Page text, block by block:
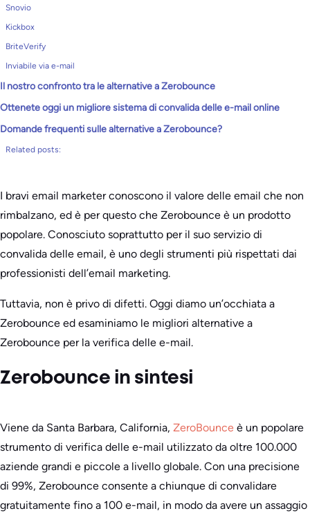
Snovio
Kickbox
BriteVerify
Inviabile via e-mail
Il nostro confronto tra le alternative a Zerobounce
Ottenete oggi un migliore sistema di convalida delle e-mail online
Domande frequenti sulle alternative a Zerobounce?
Related posts:
I bravi email marketer conoscono il valore delle email che non
rimbalzano, ed è per questo che Zerobounce è un prodotto
popolare. Conosciuto soprattutto per il suo servizio di
convalida delle email, è uno degli strumenti più rispettati dai
professionisti dell’email marketing.
Tuttavia, non è privo di difetti. Oggi diamo un’occhiata a
Zerobounce ed esaminiamo le migliori alternative a
Zerobounce per la verifica delle e-mail.
Zerobounce in sintesi
Viene da Santa Barbara, California, ZeroBounce è un popolare
strumento di verifica delle e-mail utilizzato da oltre 100.000
aziende grandi e piccole a livello globale. Con una precisione
di 99%, Zerobounce consente a chiunque di convalidare
gratuitamente fino a 100 e-mail, in modo da avere un assaggio